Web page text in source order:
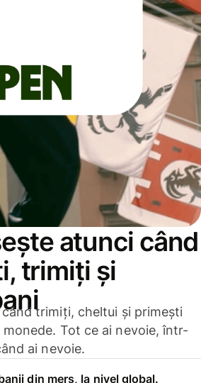
atunci când
trimiți și
trimiți, cheltui și primești
Tot ce ai nevoie, într-
ai nevoie.
din mers, la nivel global.